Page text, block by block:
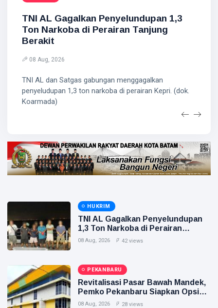
Madu,
Riau
Pasang
Kandang
HUKRIM
DPO
Kasus
Ditangkap
Bathin
Solapan
Aug,
2026
views
PENDIDIKAN
Mahasiswa
Nasional
Kategori
Disabilitas
HUKRIM
Mantan
Bacok
Perempuan
hingga
Tewas di
Pekanbaru
views
Siak Sri Indrapura
Indonesia
Pekanbaru
TNI AL Gagalkan Penyelundupan 1,3
Ton Narkoba di Perairan Tanjung
Berakit
08 Aug, 2026
TNI AL dan Satgas gabungan menggagalkan
penyeludupan 1,3 ton narkoba di perairan Kepri. (dok.
Koarmada)
Kabupaten Pelalawan, Riau (Foto: Kementerian
Kehutanan)
HUKRIM
TNI AL Gagalkan Penyelundupan
1,3 Ton Narkoba di Perairan
Tanjung Berakit
08 Aug, 2026 42 views
PEKANBARU
Revitalisasi Pasar Bawah Mandek,
Pemko Pekanbaru Siapkan Opsi
Ambil Alih
08 Aug, 2026 28 views